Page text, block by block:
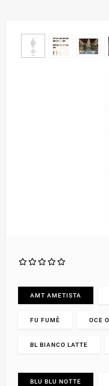
AMT AMETISTA
FU FUMÈ OCE
BL BIANCO LATTE
BLU BLU NOTTE